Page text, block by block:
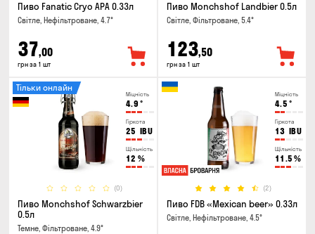
Пиво Fanatic Cryo APA 0.33л
Світле, Нефільтроване, 4.7°
37,00
грн за 1 шт
Пиво Monchshof Landbier 0.5л
Світле, Фільтроване, 5.4°
123,50
грн за 1 шт
Міцність
4.9 °
Гіркота
25 IBU
Щільність
12 %
(0)
Тільки онлайн
Пиво Monchshof Schwarzbier
0.5л
Темне, Фільтроване, 4.9°
Міцність
4.5 °
Гіркота
13 IBU
Щільність
11.5 %
(2)
Пиво FDB «Mexican beer» 0.33л
Світле, Нефільтроване, 4.5°